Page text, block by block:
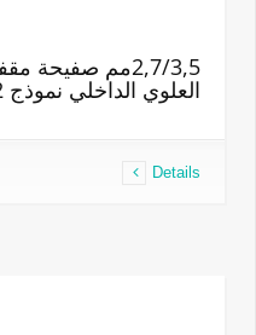
2,7/3,5مم
العلوي الداخلي نموذج 2
Details